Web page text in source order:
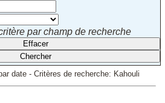
par champ de recherche
date - Critères de recherche: Kahouli